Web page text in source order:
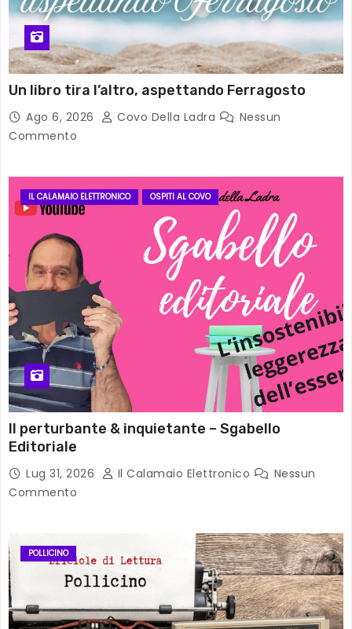
Un libro tira l’altro, aspettando Ferragosto
Ago 6, 2026 Covo Della Ladra
Nessun
Commento
IL CALAMAIO ELETTRONICO OSPITI AL COVO
Il perturbante & inquietante – Sgabello
Editoriale
Lug 31, 2026 Il Calamaio Elettronico
Nessun
Commento
POLLICINO